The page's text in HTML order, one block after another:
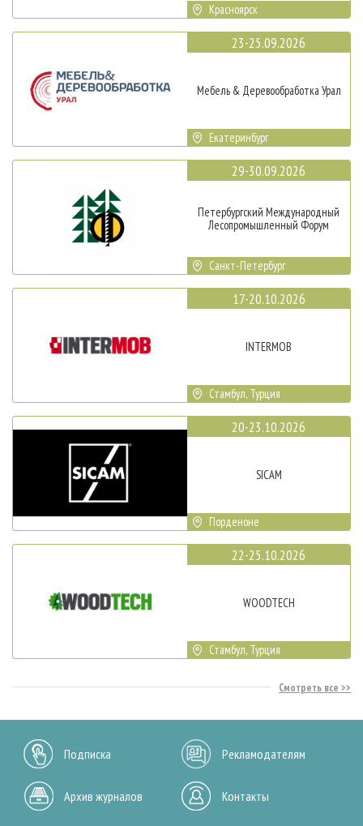
Красноярск
23-25.09.2026
Мебель & Деревообработка Урал
Екатеринбург
29-30.09.2026
Петербургский Международный
Лесопромышленный Форум
Санкт-Петербург
17-20.10.2026
INTERMOB
Стамбул, Турция
20-23.10.2026
SICAM
Порденоне
22-25.10.2026
WOODTECH
Стамбул, Турция
Смотреть все
Подписка Рекламодателям
Архив журналов Контакты